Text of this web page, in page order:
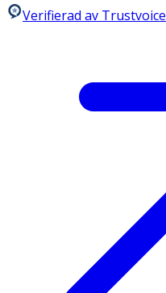
Verifierad av Trustvoice